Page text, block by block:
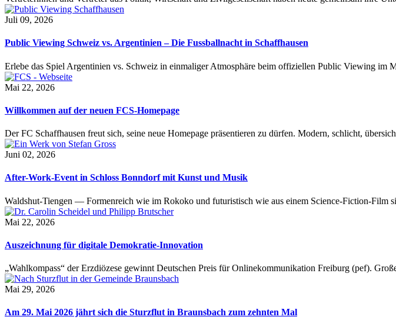
Juli 09, 2026
Public Viewing Schweiz vs. Argentinien – Die Fussballnacht in Schaffhausen
Erlebe das Spiel Argentinien vs. Schweiz in einmaliger Atmosphäre beim offiziellen Public Viewing im
Mai 22, 2026
Willkommen auf der neuen FCS-Homepage
Der FC Schaffhausen freut sich, seine neue Homepage präsentieren zu dürfen. Modern, schlicht,
Juni 02, 2026
After-Work-Event in Schloss Bonndorf mit Kunst und Musik
Waldshut-Tiengen — Formenreich wie im Rokoko und futuristisch wie aus einem Science-Fiction-Film
Mai 22, 2026
Auszeichnung für digitale Demokratie-Innovation
„Wahlkompass“ der Erzdiözese gewinnt Deutschen Preis für Onlinekommunikation Freiburg (pef).
Mai 29, 2026
Am 29. Mai 2026 jährt sich die Sturzflut in Braunsbach zum zehnten Mal